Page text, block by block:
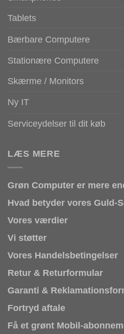
Tablets
Bærbare Computere
Stationære Computere
Skærme / Monitors
Ny IT
Serviceydelser til dit køb
LÆS MERE
Grøn Computer er mere
Hvad betyder vores Guld-
Vores værdier
Vi støtter
Vores Handelsbetingelser
Retur & Returformular
Garanti &
Fortryd aftale
Få et grønt Mobil-